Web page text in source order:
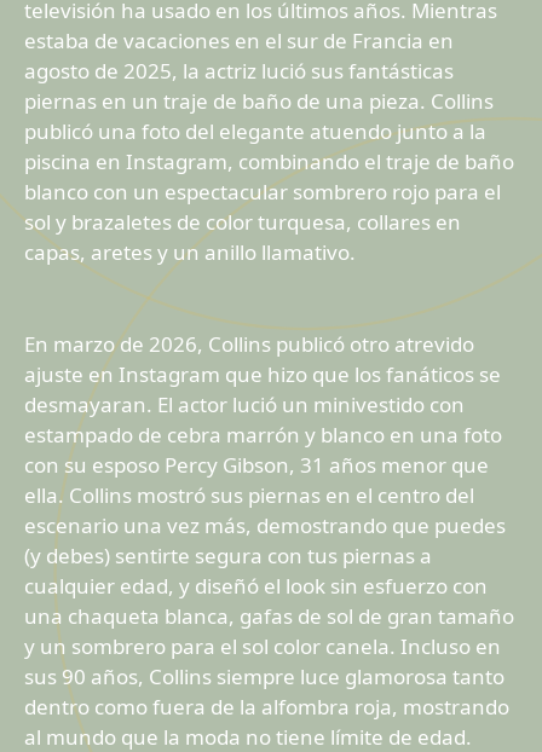
televisión ha usado en los últimos años. Mientras
estaba de vacaciones en el sur de Francia en
agosto de 2025, la actriz lució sus fantásticas
piernas en un traje de baño de una pieza. Collins
publicó una foto del elegante atuendo junto a la
piscina en Instagram, combinando el traje de baño
blanco con un espectacular sombrero rojo para el
sol y brazaletes de color turquesa, collares en
capas, aretes y un anillo llamativo.
En marzo de 2026, Collins publicó otro atrevido
ajuste en Instagram que hizo que los fanáticos se
desmayaran. El actor lució un minivestido con
estampado de cebra marrón y blanco en una foto
con su esposo Percy Gibson, 31 años menor que
ella. Collins mostró sus piernas en el centro del
escenario una vez más, demostrando que puedes
(y debes) sentirte segura con tus piernas a
cualquier edad, y diseñó el look sin esfuerzo con
una chaqueta blanca, gafas de sol de gran tamaño
y un sombrero para el sol color canela. Incluso en
sus 90 años, Collins siempre luce glamorosa tanto
dentro como fuera de la alfombra roja, mostrando
al mundo que la moda no tiene límite de edad.